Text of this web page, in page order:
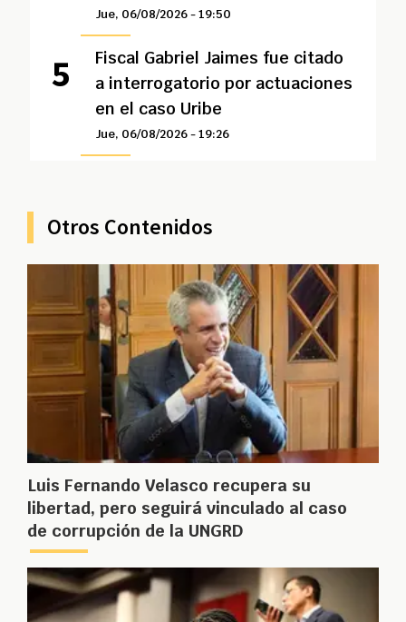
Jue, 06/08/2026 - 19:50
Fiscal Gabriel Jaimes fue citado
a interrogatorio por actuaciones
en el caso Uribe
Jue, 06/08/2026 - 19:26
Otros Contenidos
Luis Fernando Velasco recupera su
libertad, pero seguirá vinculado al caso
de corrupción de la UNGRD